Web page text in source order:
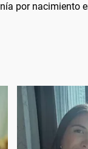
por nacimiento